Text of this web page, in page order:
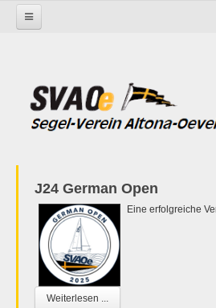
J24 German Open
Eine erfolgreiche
Weiterlesen ...